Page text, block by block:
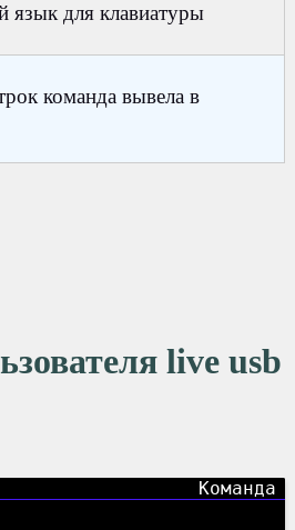
язык для клавиатуры
команда вывела в
live usb